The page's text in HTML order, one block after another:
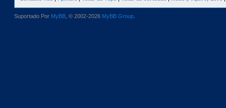
Suportado Por MyBB , © 2002-2026 MyBB Group